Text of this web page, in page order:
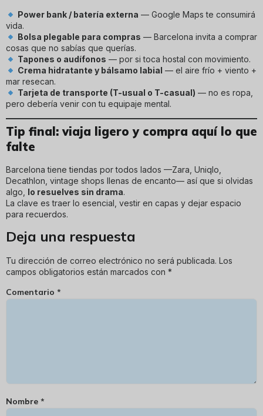
Power bank / batería externa — Google Maps te consumirá
vida.
Bolsa plegable para compras — Barcelona invita a comprar
cosas que no sabías que querías.
Tapones o audífonos — por si toca hostal con movimiento.
Crema hidratante y bálsamo labial — el aire frío + viento +
mar resecan.
Tarjeta de transporte (T-usual o T-casual) — no es ropa,
pero debería venir con tu equipaje mental.
Tip final: viaja ligero y compra aquí lo que
falte
Barcelona tiene tiendas por todos lados —Zara, Uniqlo,
Decathlon, vintage shops llenas de encanto— así que si olvidas
algo, lo resuelves sin drama.
La clave es traer lo esencial, vestir en capas y dejar espacio
para recuerdos.
Deja una respuesta
Tu dirección de correo electrónico no será publicada. Los
campos obligatorios están marcados con *
Comentario *
Nombre *